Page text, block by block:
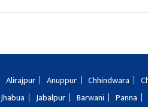
Alirajpur Anuppur Chhindwara
Jhabua Jabalpur Barwani Panna